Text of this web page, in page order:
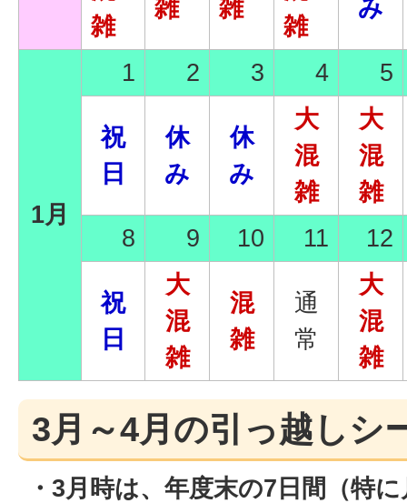
雑
雑 雑
雑
み
1月
1 2 3 4 5
祝
日
休
み
休
み
大
混
雑
大
混
雑
8
9 10 11 12
祝
日
大
混
雑
混
雑
通
常
大
混
雑
3月～4月の引っ越しシ
・3月時は、年度末の7日間（特